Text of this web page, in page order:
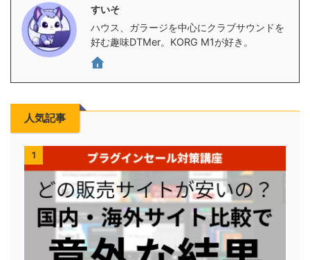
すいそ
ハウス、ガラージを中心にクラブサウンドを
好む趣味DTMer。KORG M1が好き。
人気記事
1